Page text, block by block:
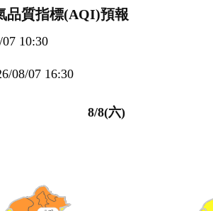
品質指標(AQI)預報
10:30
08/07 16:30
8/8(六)